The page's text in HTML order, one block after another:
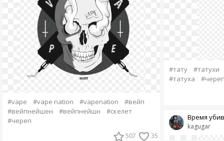
#vape #vape nation #vapenation
#вейп
#вейпнейшен
#вейпнейшн
#скелет
#череп
507 35
#тату
#татухи
#татуха
kagugar
Время